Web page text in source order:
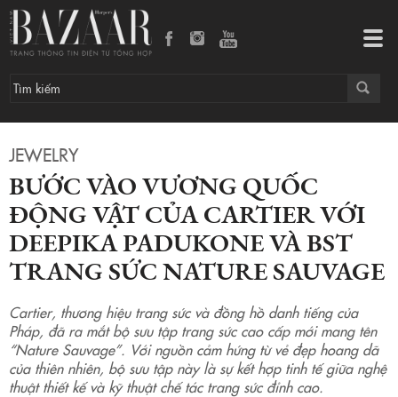
JEWELRY
BƯỚC VÀO VƯƠNG QUỐC
ĐỘNG VẬT CỦA CARTIER VỚI
DEEPIKA PADUKONE VÀ BST
TRANG SỨC NATURE SAUVAGE
Cartier, thương hiệu trang sức và đồng hồ danh tiếng của
Pháp, đã ra mắt bộ sưu tập trang sức cao cấp mới mang tên
“Nature Sauvage”. Với nguồn cảm hứng từ vẻ đẹp hoang dã
của thiên nhiên, bộ sưu tập này là sự kết hợp tinh tế giữa nghệ
thuật thiết kế và kỹ thuật chế tác trang sức đỉnh cao.